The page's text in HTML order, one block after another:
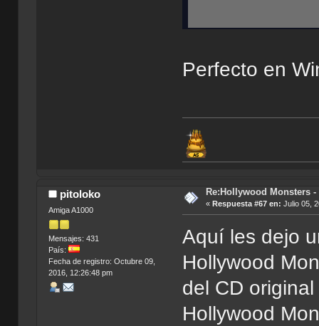
Perfecto en
pitoloko
Amiga A1000
Mensajes: 431
País:
Fecha de registro: Octubre 09,
2016, 12:26:48 pm
Re:Hollywood Monsters
« Respuesta #67 en: Julio 05,
Aquí les dejo
Hollywood
del CD
Hollywood